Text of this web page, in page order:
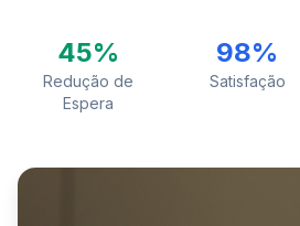
45%
Redução de
Espera
98%
Satisfação